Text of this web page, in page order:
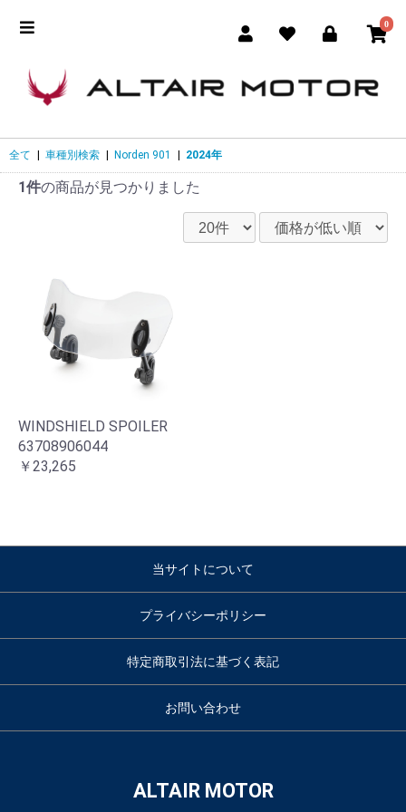
0
全て 車種別検索 Norden 901 2024年
1件の商品が見つかりました
WINDSHIELD SPOILER
63708906044
￥23,265
当サイトについて
プライバシーポリシー
特定商取引法に基づく表記
お問い合わせ
ALTAIR MOTOR